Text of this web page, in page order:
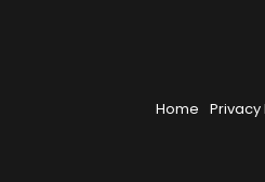
Home Privacy